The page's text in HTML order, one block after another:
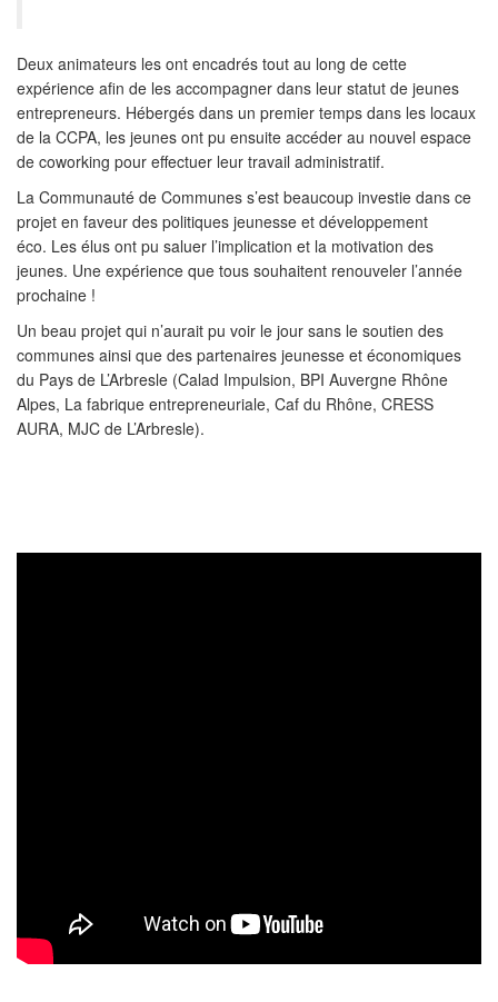
Deux animateurs les ont encadrés tout au long de cette
expérience afin de les accompagner dans leur statut de jeunes
entrepreneurs. Hébergés dans un premier temps dans les locaux
de la CCPA, les jeunes ont pu ensuite accéder au nouvel espace
de coworking pour effectuer leur travail administratif.
La Communauté de Communes s’est beaucoup investie dans ce
projet en faveur des politiques jeunesse et développement
éco. Les élus ont pu saluer l’implication et la motivation des
jeunes. Une expérience que tous souhaitent renouveler l’année
prochaine !
Un beau projet qui n’aurait pu voir le jour sans le soutien des
communes ainsi que des partenaires jeunesse et économiques
du Pays de L’Arbresle (Calad Impulsion, BPI Auvergne Rhône
Alpes, La fabrique entrepreneuriale, Caf du Rhône, CRESS
AURA, MJC de L’Arbresle).